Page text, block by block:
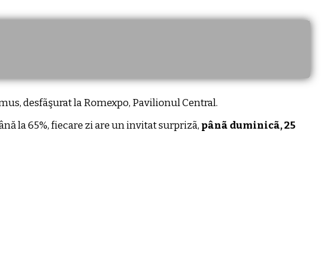
desfãşurat la Romexpo, Pavilionul Central.
la 65%, fiecare zi are un invitat surprizã, pânã duminicã, 25